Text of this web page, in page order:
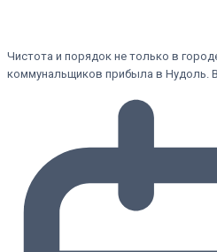
Чистота и порядок не только в
коммунальщиков прибыла в Нудоль. В